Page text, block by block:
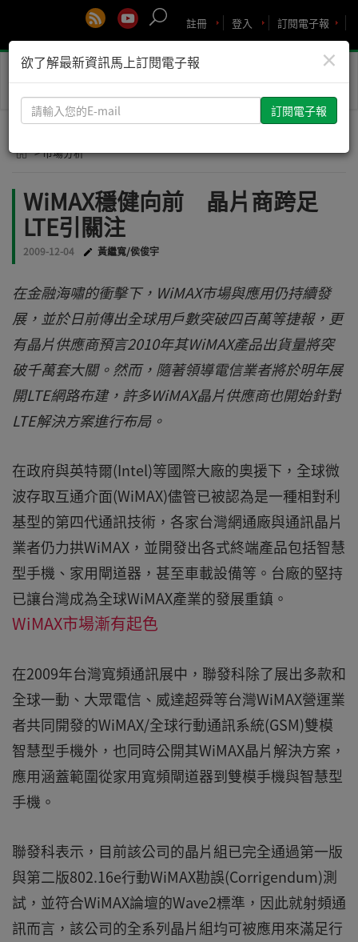
訂閱電子報
登入
註冊
Toggle
> 市場分析
WiMAX穩健向前 晶片商跨足
LTE引關注
2009-12-04 黃繼寬/侯俊宇
在金融海嘯的衝擊下，WiMAX市場與應用仍持續發
展，並於日前傳出全球用戶數突破四百萬等捷報，更
有晶片供應商預言2010年其WiMAX產品出貨量將突
破千萬套大關。然而，隨著領導電信業者將於明年展
開LTE網路布建，許多WiMAX晶片供應商也開始針對
LTE解決方案進行布局。
在政府與英特爾(Intel)等國際大廠的奧援下，全球微
波存取互通介面(WiMAX)儘管已被認為是一種相對利
基型的第四代通訊技術，各家台灣網通廠與通訊晶片
業者仍力拱WiMAX，並開發出各式終端產品包括智慧
型手機、家用閘道器，甚至車載設備等。台廠的堅持
已讓台灣成為全球WiMAX產業的發展重鎮。
WiMAX市場漸有起色
在2009年台灣寬頻通訊展中，聯發科除了展出多款和
全球一動、大眾電信、威達超舜等台灣WiMAX營運業
者共同開發的WiMAX/全球行動通訊系統(GSM)雙模
智慧型手機外，也同時公開其WiMAX晶片解決方案，
應用涵蓋範圍從家用寬頻閘道器到雙模手機與智慧型
手機。
聯發科表示，目前該公司的晶片組已完全通過第一版
與第二版802.16e行動WiMAX勘誤(Corrigendum)測
試，並符合WiMAX論壇的Wave2標準，因此就射頻通
訊而言，該公司的全系列晶片組均可被應用來滿足行
×
欲了解最新資訊馬上訂閱電子報
請
輸
您
E-
mail